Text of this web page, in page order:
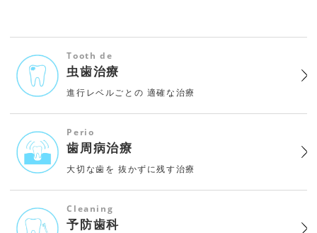
Tooth de
虫歯治療
進行レベルごとの 適確な治療
Perio
歯周病治療
大切な歯を 抜かずに残す治療
Cleaning
予防歯科